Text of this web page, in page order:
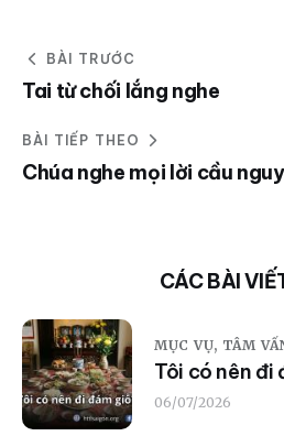
BÀI TRƯỚC
Tai từ chối lắng nghe
BÀI TIẾP THEO
Chúa nghe mọi lời cầu
CÁC BÀI
MỤC VỤ, TÂM
Tôi có nên đi
06/07/2026